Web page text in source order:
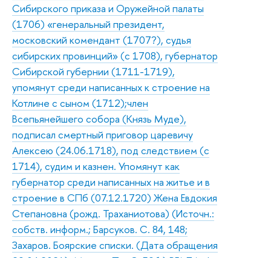
Сибирского приказа и Оружейной палаты
(1706) «генеральный президент,
московский комендант (1707?), судья
сибирских провинций» (с 1708), губернатор
Сибирской губернии (1711-1719),
упомянут среди написанных к строение на
Котлине с сыном (1712);член
Всепьянейшего собора (Князь Муде),
подписал смертный приговор царевичу
Алексею (24.06.1718), под следствием (с
1714), судим и казнен. Упомянут как
губернатор среди написанных на житье и в
строение в СПб (07.12.1720) Жена Евдокия
Степановна (рожд. Траханиотова) (Источн.:
собств. информ.; Барсуков. С. 84, 148;
Захаров. Боярские списки. (Дата обращения